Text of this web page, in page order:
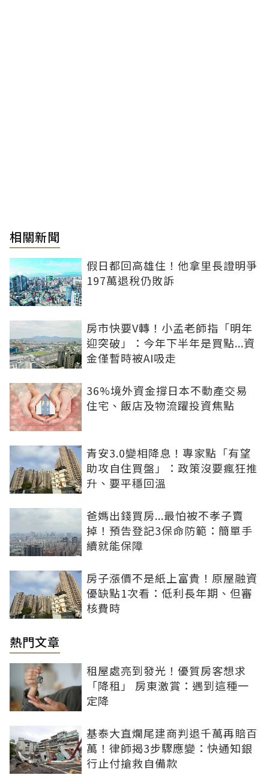
相關新聞
假日都回高雄住！他拿里長證明爭
197萬退稅仍敗訴
房市快要V轉！小孟老師指「明年
迎突破」：今年下半年是買點...資
金僅暫時被AI吸走
36%境外資金撐日本不動產交易
住宅、飯店及物流躍投資焦點
青安3.0變相降息！專家點「有望
助攻自住買盤」：政策沒要瘋狂推
升、要平穩回溫
爸媽出錢買房...最怕被不孝子賣
掉！預告登記3保命防範：簡單手
續就能保障
房子漲價不是紙上富貴！原屋融資
優缺點1次看：低利長年期、但審
核費時
熱門文章
租屋處亮到發光！優質房客想求
「降租」 房東激賞：遇到這種一
定降
基泰大直爛尾建商判退千萬再賠百
萬！律師揭3步驟應變：快通知銀
行止付搶救自備款